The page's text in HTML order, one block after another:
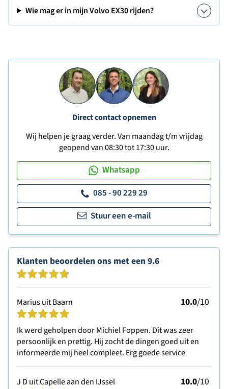
Wie mag er in mijn Volvo EX30 rijden?
Direct contact opnemen
Wij helpen je graag verder. Van maandag t/m vrijdag
geopend van 08:30 tot 17:30 uur.
Whatsapp
085 - 90 229 29
Stuur een e-mail
Klanten beoordelen ons met een 9.6
Marius uit Baarn 10.0/10
Ik werd geholpen door Michiel Foppen. Dit was zeer
persoonlijk en prettig. Hij zocht de dingen goed uit en
informeerde mij heel compleet. Erg goede service
J D uit Capelle aan den IJssel 10.0/10